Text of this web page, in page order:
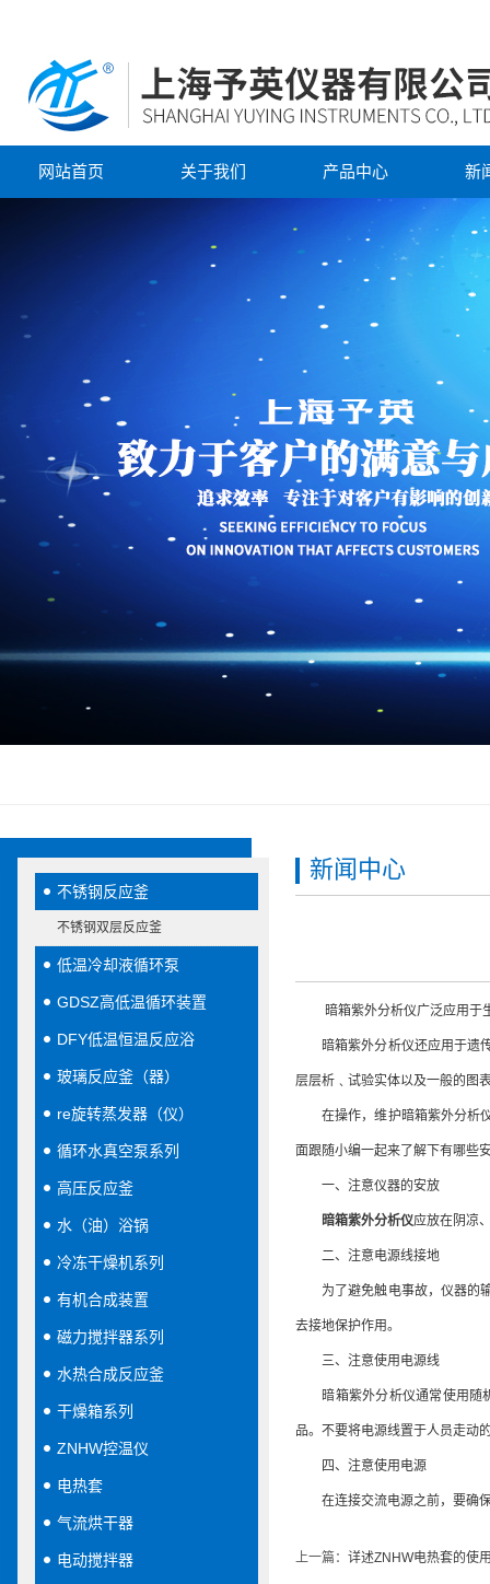
网站首页 关于我们 产品中心 新
不锈钢反应釜
不锈钢双层反应釜
低温冷却液循环泵
GDSZ高低温循环装置
DFY低温恒温反应浴
玻璃反应釜（器）
re旋转蒸发器（仪）
循环水真空泵系列
高压反应釜
水（油）浴锅
冷冻干燥机系列
有机合成装置
磁力搅拌器系列
水热合成反应釜
干燥箱系列
ZNHW控温仪
电热套
气流烘干器
电动搅拌器
新闻中心
暗箱紫外分析仪广泛应用于生
暗箱紫外分析仪还应用于遗传
层层析﹑试验实体以及一般的图
在操作，维护暗箱紫外分析仪
面跟随小编一起来了解下有哪些
一、注意仪器的安放
暗箱紫外分析仪应放在阴凉
二、注意电源线接地
为了避免触电事故，仪器的输
去接地保护作用。
三、注意使用电源线
暗箱紫外分析仪通常使用随机
品。不要将电源线置于人员走动
四、注意使用电源
在连接交流电源之前，要确保
上一篇： 详述ZNHW电热套的使